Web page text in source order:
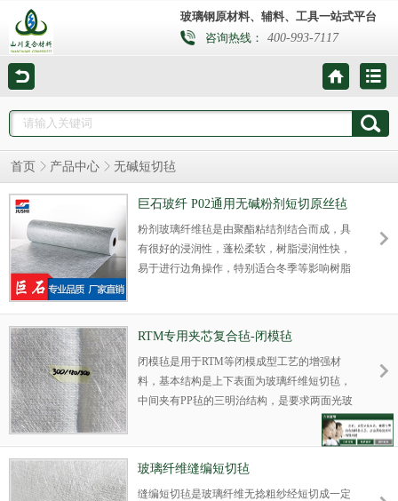
玻璃钢原材料、辅料、工具一站式平台
咨询热线：
400-993-7117
首页 产品中心 无碱短切毡
巨石玻纤 P02通用无碱粉剂短切原丝毡
粉剂玻璃纤维毡是由聚酯粘结剂结合而成，具
有很好的浸润性，蓬松柔软，树脂浸润性快，
易于进行边角操作，特别适合冬季等影响树脂
RTM专用夹芯复合毡-闭模毡
闭模毡是用于RTM等闭模成型工艺的增强材
料，基本结构是上下表面为玻璃纤维短切毡，
中间夹有PP毡的三明治结构，是要求两面光玻
玻璃纤维缝编短切毡
缝编短切毡是玻璃纤维无捻粗纱经短切成一定